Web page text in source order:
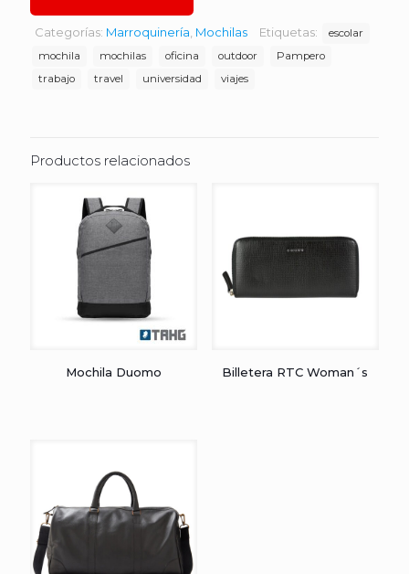
Categorías: Marroquinería Mochilas Etiquetas:
escolar
mochila
mochilas oficina outdoor
Pampero
trabajo
travel universidad viajes
Productos relacionados
Mochila Duomo Billetera RTC Woman´s